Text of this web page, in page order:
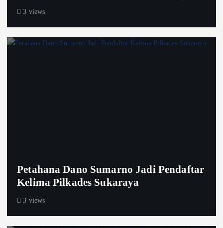
3 views
Petahana Dano Sumarno Jadi Pendaftar
Kelima Pilkades Sukaraya
3 views